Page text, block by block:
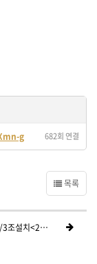
g 682회 연결
목록
*통돌평장2위/3조설치<289>